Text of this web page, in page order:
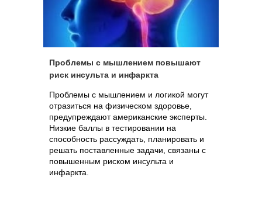
Проблемы с мышлением повышают
риск инсульта и инфаркта
Проблемы с мышлением и логикой могут
отразиться на физическом здоровье,
предупреждают американские эксперты.
Низкие баллы в тестировании на
способность рассуждать, планировать и
решать поставленные задачи, связаны с
повышенным риском инсульта и
инфаркта.